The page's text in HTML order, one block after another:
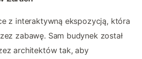
z interaktywną ekspozycją, która
zabawę. Sam budynek został
architektów tak, aby